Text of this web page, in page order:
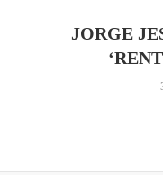
JORGE